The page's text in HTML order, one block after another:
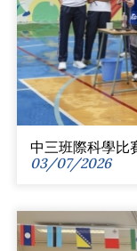
中三班際科學比
03/07/2026